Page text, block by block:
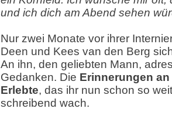
und ich dich am Abend sehen
Nur zwei Monate vor ihrer
Deen und Kees van den Berg
An ihn, den geliebten Mann,
Gedanken. Die Erinnerungen
Erlebte, das ihr nun schon so
schreibend wach.